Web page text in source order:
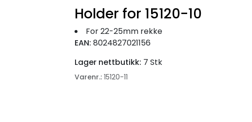
Holder for 15120-10
For 22-25mm rekke
EAN: 8024827021156
Lager nettbutikk: 7 Stk
Varenr.: 15120-11